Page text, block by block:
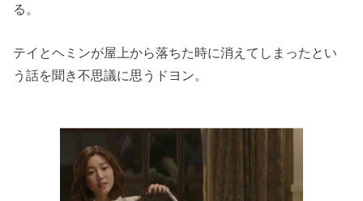
る。
テイとヘミンが屋上から落ちた時に消えてしまったとい
う話を聞き不思議に思うドヨン。